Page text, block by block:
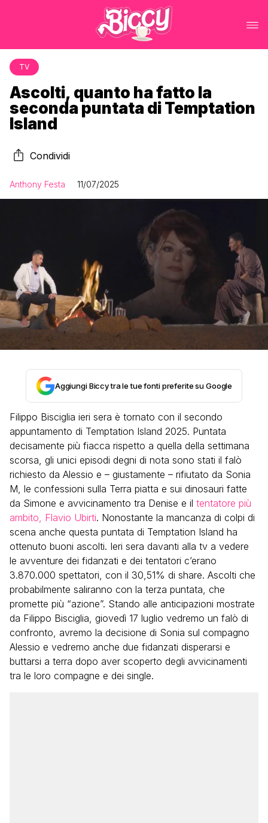
TV
Ascolti, quanto ha fatto la
seconda puntata di Temptation
Island
Condividi
Anthony Festa 11/07/2025
Aggiungi Biccy tra le tue fonti preferite su Google
Filippo Bisciglia ieri sera è tornato con il secondo
appuntamento di Temptation Island 2025. Puntata
decisamente più fiacca rispetto a quella della settimana
scorsa, gli unici episodi degni di nota sono stati il falò
richiesto da Alessio e – giustamente – rifiutato da Sonia
M, le confessioni sulla Terra piatta e sui dinosauri fatte
da Simone e avvicinamento tra Denise e il tentatore più
ambito, Flavio Ubirti. Nonostante la mancanza di colpi di
scena anche questa puntata di Temptation Island ha
ottenuto buoni ascolti. Ieri sera davanti alla tv a vedere
le avventure dei fidanzati e dei tentatori c’erano
3.870.000 spettatori, con il 30,51% di share. Ascolti che
probabilmente saliranno con la terza puntata, che
promette più “azione”. Stando alle anticipazioni mostrate
da Filippo Bisciglia, giovedì 17 luglio vedremo un falò di
confronto, avremo la decisione di Sonia sul compagno
Alessio e vedremo anche due fidanzati disperarsi e
buttarsi a terra dopo aver scoperto degli avvicinamenti
tra le loro compagne e dei single.